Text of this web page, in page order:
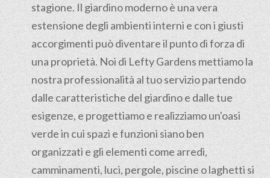
stagione. Il giardino moderno è una vera
estensione degli ambienti interni e con i giusti
accorgimenti può diventare il punto di forza di
una proprietà. Noi di Lefty Gardens mettiamo la
nostra professionalità al tuo servizio partendo
dalle caratteristiche del giardino e dalle tue
esigenze, e progettiamo e realizziamo un'oasi
verde in cui spazi e funzioni siano ben
organizzati e gli elementi come arredi,
camminamenti, luci, pergole, piscine o laghetti si